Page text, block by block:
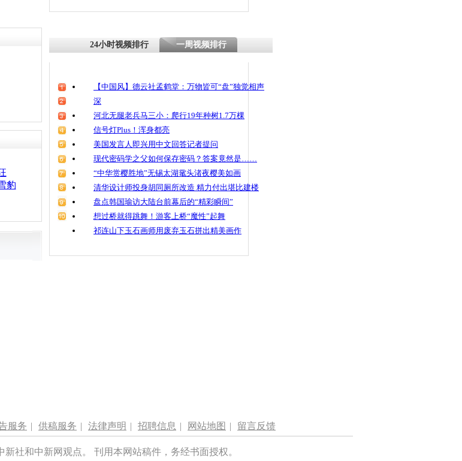
豹
24小时视频排行 一周视频排行
【中国风】德云社孟鹤堂：万物皆可“盘”独觉相声
深
河北无腿老兵马三小：爬行19年种树1.7万棵
信号灯Plus！浑身都亮
美国发言人即兴用中文回答记者提问
现代密码学之父如何保存密码？答案竟然是……
“中华赏樱胜地”无锡太湖鼋头渚夜樱美如画
清华设计师投身胡同厕所改造 精力付出堪比建楼
盘点韩国瑜访大陆台前幕后的“精彩瞬间”
想过桥就得跳舞！游客上桥“魔性”起舞
祁连山下玉石画师用废弃玉石拼出精美画作
服务 | 供稿服务 | 法律声明 | 招聘信息 | 网站地图 | 留言反馈
社和中新网观点。 刊用本网站稿件，务经书面授权。